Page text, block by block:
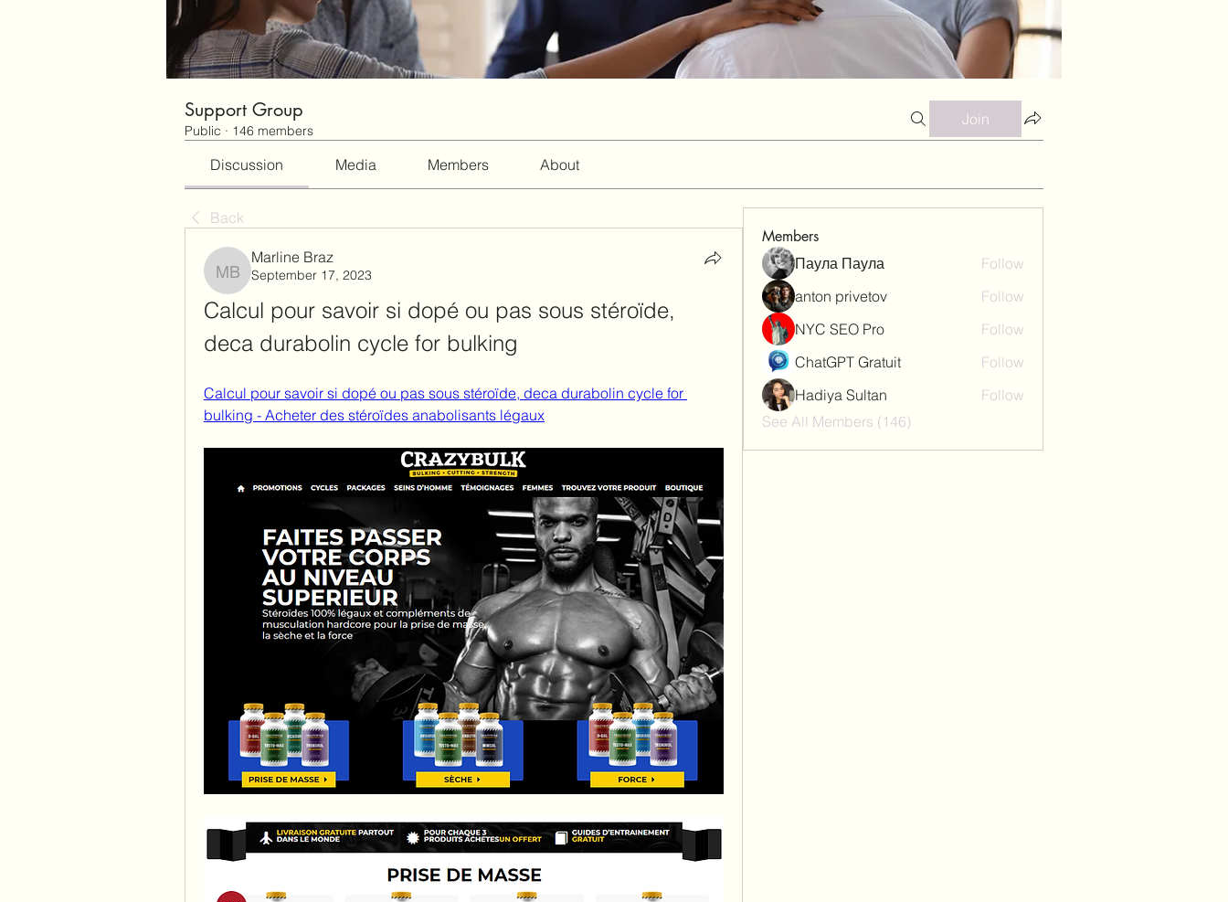
Support Group
Public · 146 members
Join
Discussion Media Members About
Back
Marline Braz
Marline Braz
September 17, 2023
Calcul pour savoir si dopé ou pas sous stéroïde,
deca durabolin cycle for bulking
Calcul pour savoir si dopé ou pas sous stéroïde, deca durabolin cycle for
bulking - Acheter des stéroïdes anabolisants légaux
Members
Паула Паула
Follow
anton privetov
Follow
NYC SEO Pro
Follow
ChatGPT Gratuit
Follow
Hadiya Sultan
Follow
See All Members (146)